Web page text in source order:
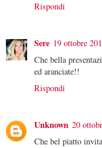
Rispondi
Sere 19 ottobre
Che bella
ed aranciate!!
Rispondi
Unknown 20
Che bel piatto